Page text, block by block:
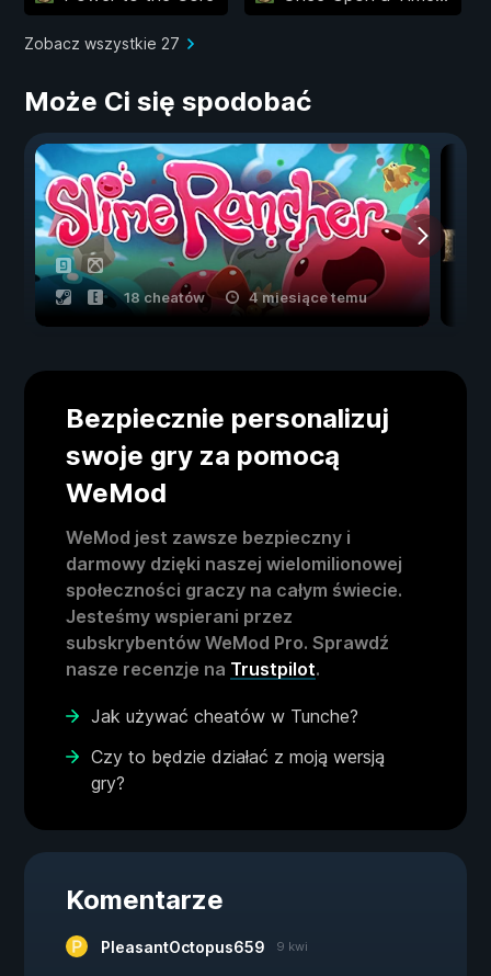
Zobacz wszystkie 27
Może Ci się spodobać
18 cheatów 4 miesiące temu
Bezpiecznie personalizuj
swoje gry za pomocą
WeMod
WeMod jest zawsze bezpieczny i
darmowy dzięki naszej wielomilionowej
społeczności graczy na całym świecie.
Jesteśmy wspierani przez
subskrybentów WeMod Pro. Sprawdź
nasze recenzje na Trustpilot.
Jak używać cheatów w Tunche?
Czy to będzie działać z moją wersją
gry?
Komentarze
PleasantOctopus659 9 kwi